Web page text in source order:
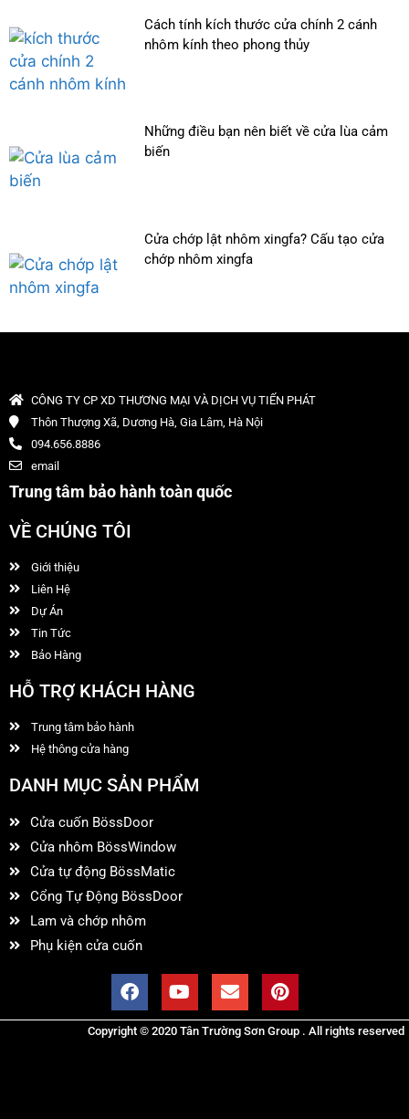
Cách tính kích thước cửa chính 2 cánh
nhôm kính theo phong thủy
Những điều bạn nên biết về cửa lùa cảm
biến
Cửa chớp lật nhôm xingfa? Cấu tạo cửa
chớp nhôm xingfa
CÔNG TY CP XD THƯƠNG MẠI VÀ DỊCH VỤ TIẾN PHÁT
Thôn Thượng Xã, Dương Hà, Gia Lâm, Hà Nội
094.656.8886
email
Trung tâm bảo hành toàn quốc
VỀ CHÚNG TÔI
Giới thiệu
Liên Hệ
Dự Án
Tin Tức
Bảo Hàng
HỖ TRỢ KHÁCH HÀNG
Trung tâm bảo hành
Hệ thông cửa hàng
DANH MỤC SẢN PHẨM
Cửa cuốn BössDoor
Cửa nhôm BössWindow
Cửa tự động BössMatic
Cổng Tự Động BössDoor
Lam và chớp nhôm
Phụ kiện cửa cuốn
Copyright © 2020 Tân Trường Sơn Group . All rights reserved